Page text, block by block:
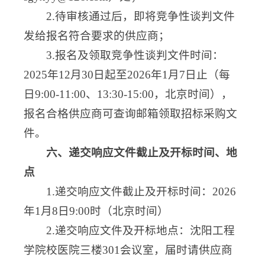
2.待审核通过后，即将竞争性谈判文件
发给报名符合要求的供应商；
3.报名及领取竞争性谈判文件时间：
2025年12月30日起至2026年1月7日止（每
日9:00-11:00、13:30-15:00，北京时间），
报名合格供应商可查询邮箱领取招标采购文
件。
六、递交响应文件截止及开标时间、地
点
1.递交响应文件截止及开标时间：2026
年1月8日9:00时（北京时间）
2.递交响应文件及开标地点：沈阳工程
学院校医院三楼301会议室，届时请供应商